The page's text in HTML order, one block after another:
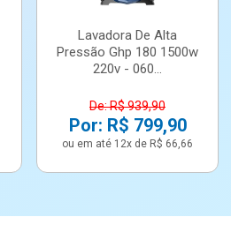
Lavadora De Alta
Pressão Ghp 180 1500w
220v - 060...
De: R$ 939,90
Por: R$ 799,90
ou em até 12x de R$ 66,66